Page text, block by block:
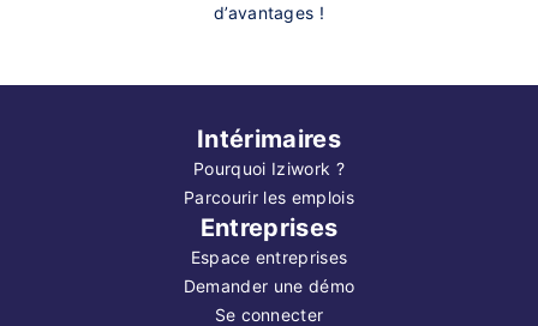
d’avantages !
Intérimaires
Pourquoi Iziwork ?
Parcourir les emplois
Entreprises
Espace entreprises
Demander une démo
Se connecter